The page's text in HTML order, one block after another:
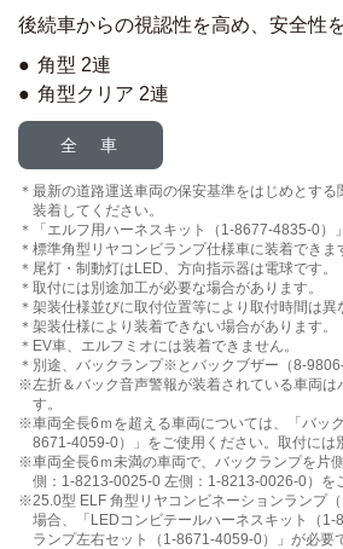
後続車からの視認性を高め、安全性
角型 2連
角型クリア 2連
全 車
最新の道路運送車両の保安基準をはじめとする
装着してください。
「エルフ用ハーネスキット（1-8677-4835-0）
標準角型リヤコンビランプ仕様車に装着できま
尾灯・制動灯はLED、方向指示器は電球です。
取付には別途加工が必要な場合があります。
架装仕様並びに取付位置等により取付時間は異
架装仕様により装着できない場合があります。
EV車、エルフミオには装着できません。
別途、バックランプ※とバックブザー（8-
左折＆バック音声警報が装着されている車両
す。
車両全長6ｍを超える車両については、「バッ
8671-4059-0）」をご使用ください。取付には
車両全長6ｍ未満の車両で、バックランプを片
側：1-8213-0025-0 左側：1-8213-0026-0）を
25.0型 ELF 角型リヤコンビネーションランプ
場合、「LEDコンビテールハーネスキット（1-
ランプ左右セット（1-8671-4059-0）」が必要